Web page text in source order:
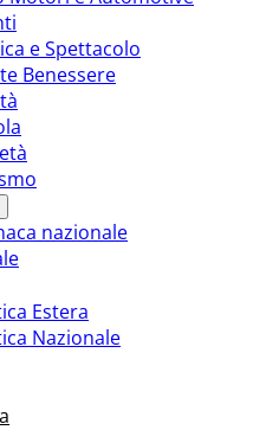
e Spettacolo
Benessere
nazionale
Estera
Nazionale